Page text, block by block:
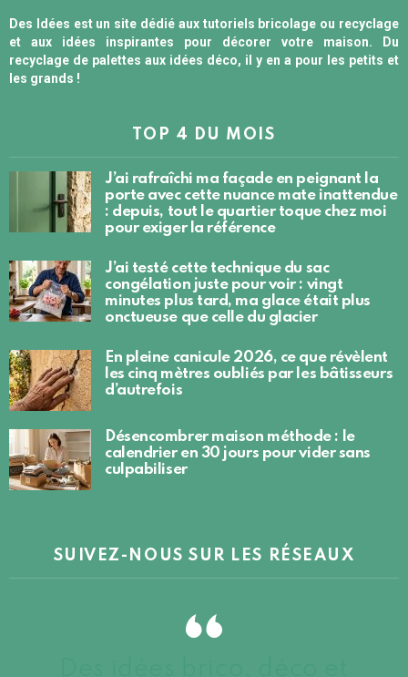
Des Idées est un site dédié aux tutoriels bricolage ou recyclage
et aux idées inspirantes pour décorer votre maison. Du
recyclage de palettes aux idées déco, il y en a pour les petits et
les grands !
TOP 4 DU MOIS
J’ai rafraîchi ma façade en peignant la
porte avec cette nuance mate inattendue
: depuis, tout le quartier toque chez moi
pour exiger la référence
J’ai testé cette technique du sac
congélation juste pour voir : vingt
minutes plus tard, ma glace était plus
onctueuse que celle du glacier
En pleine canicule 2026, ce que révèlent
les cinq mètres oubliés par les bâtisseurs
d’autrefois
Désencombrer maison méthode : le
calendrier en 30 jours pour vider sans
culpabiliser
SUIVEZ-NOUS SUR LES RÉSEAUX